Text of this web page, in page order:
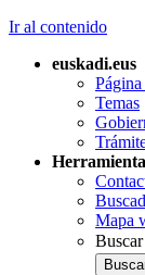
Ir al contenido
euskadi.eus
Temas
Mapa